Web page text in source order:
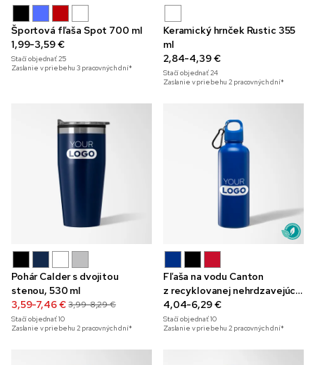
Športová fľaša Spot 700 ml
1,99-3,59 €
Stačí objednať25
Zaslanie v priebehu 3 pracovných dní*
Keramický hrnček Rustic 355
ml
2,84-4,39 €
Stačí objednať24
Zaslanie v priebehu 2 pracovných dní*
Pohár Calder s dvojitou
stenou, 530 ml
3,59-7,46 € 3,99-8,29 €
Stačí objednať10
Zaslanie v priebehu 2 pracovných dní*
Fľaša na vodu Canton
z recyklovanej nehrdzavejúcej
ocele s karabínkou, 750 ml
4,04-6,29 €
Stačí objednať10
Zaslanie v priebehu 2 pracovných dní*